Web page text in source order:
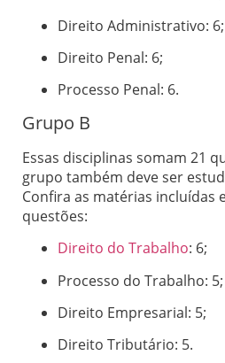
Direito Administrativo: 6;
Direito Penal: 6;
Processo Penal: 6.
Grupo B
Essas disciplinas somam 21
grupo também deve ser
Confira as matérias incluídas
questões:
Direito do Trabalho: 6;
Processo do Trabalho: 5;
Direito Empresarial: 5;
Direito Tributário: 5.